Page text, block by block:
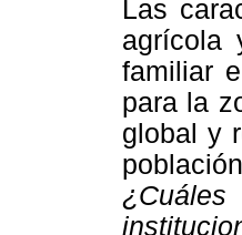
Las
agrícola
familiar
para la
global y